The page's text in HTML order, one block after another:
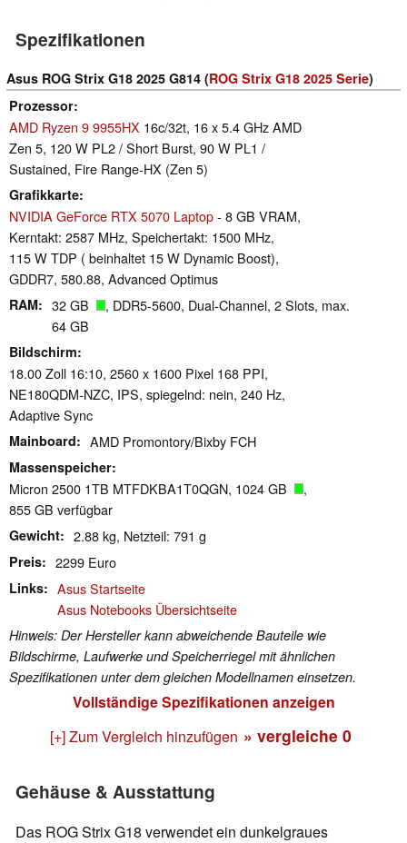
Spezifikationen
Asus ROG Strix G18 2025 G814 (ROG Strix G18 2025 Serie)
Prozessor
AMD Ryzen 9 9955HX 16c/32t, 16 x 5.4 GHz AMD
Zen 5, 120 W PL2 / Short Burst, 90 W PL1 /
Sustained, Fire Range-HX (Zen 5)
Grafikkarte
NVIDIA GeForce RTX 5070 Laptop- 8 GB VRAM,
Kerntakt: 2587 MHz, Speichertakt: 1500 MHz,
115 W TDP ( beinhaltet 15 W Dynamic Boost),
GDDR7, 580.88, Advanced Optimus
RAM 32 GB
, DDR5-5600, Dual-Channel, 2 Slots, max.
64 GB
Bildschirm
18.00 Zoll 16:10, 2560 x 1600 Pixel 168 PPI,
NE180QDM-NZC, IPS, spiegelnd: nein, 240 Hz,
Adaptive Sync
Mainboard AMD Promontory/Bixby FCH
Massenspeicher
Micron 2500 1TB MTFDKBA1T0QGN, 1024 GB
,
855 GB verfügbar
Gewicht 2.88 kg, Netzteil: 791 g
Preis 2299 Euro
Links
Asus Startseite
Asus Notebooks Übersichtseite
Hinweis: Der Hersteller kann abweichende Bauteile wie
Bildschirme, Laufwerke und Speicherriegel mit ähnlichen
Spezifikationen unter dem gleichen Modellnamen einsetzen.
Vollständige Spezifikationen anzeigen
[+] Zum Vergleich hinzufügen » vergleiche 0
Gehäuse & Ausstattung
Das ROG Strix G18 verwendet ein dunkelgraues